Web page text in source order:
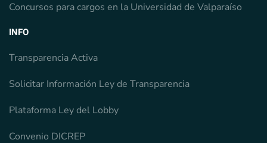
Concursos para cargos en la Universidad de Valparaíso
INFO
Transparencia Activa
Solicitar Información Ley de Transparencia
Plataforma Ley del Lobby
Convenio DICREP